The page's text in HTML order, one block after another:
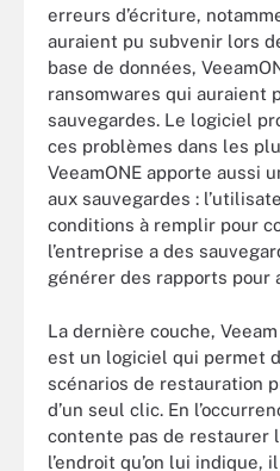
erreurs d’écriture,
auraient pu subvenir lors
base de données,
ransomwares qui auraient
sauvegardes. Le logiciel
ces problèmes dans les
VeeamONE apporte aussi
aux sauvegardes :
conditions à remplir pour
l’entreprise a des
générer des rapports pour
La dernière couche,
est un logiciel qui permet
scénarios de restauration
d’un seul clic. En
contente pas de restaurer
l’endroit qu’on lui indique,